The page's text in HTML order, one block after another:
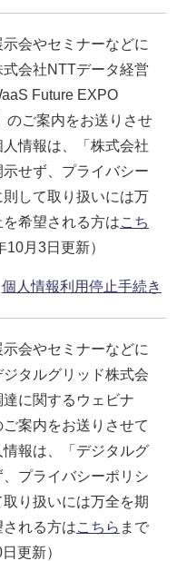
会やセミナーなどに
会社NTTデータ経営
Future EXPO
のご案内をお送りさせ
情報は、「株式会社
せず、プライバシー
して取り扱いには万
希望される方はこち
月3日更新）
個人情報利用停止手続き
会やセミナーなどに
タルグリッド株式会
に関するウェビナ
案内をお送りさせて
報は、「デジタルグ
プライバシーポリシ
り扱いには万全を期
れる方はこちら まで
更新）